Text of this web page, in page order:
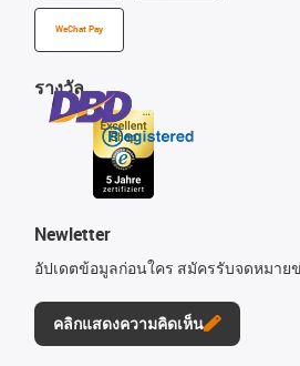
WeChat Pay
รางวัล
Newletter
อัปเดตข้อมูลก่อนใคร สมัครรับจดหมาย
คลิกแสดงความคิดเห็น